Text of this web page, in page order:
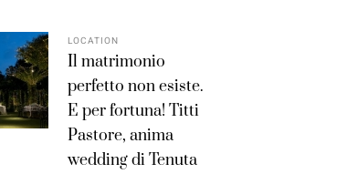
LOCATION
Il matrimonio
perfetto non esiste.
E per fortuna! Titti
Pastore, anima
wedding di Tenuta